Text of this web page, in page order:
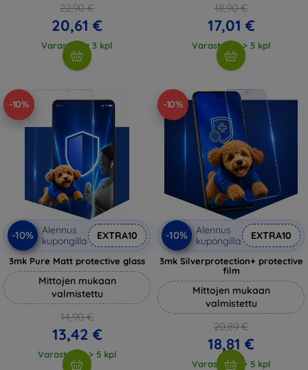
22,90 €
20,61 €
Varastossa 3 kpl
18,90 €
17,01 €
Varastossa > 5 kpl
-10%
-10%
Alennus
kupongilla
EXTRA10
3mk Pure Matt protective glass
Mittojen mukaan
valmistettu
14,90 €
13,42 €
Varastossa > 5 kpl
-10%
-10%
Alennus
kupongilla
EXTRA10
3mk Silverprotection+ protective
film
Mittojen mukaan
valmistettu
20,89 €
18,81 €
Varastossa > 5 kpl